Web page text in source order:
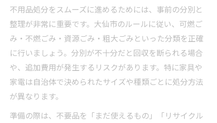
不用品処分の計画に便利なカレンダー活用
法
収集日までに終わらせる不用品分別手順
ゴミ収集日を逃さない不用品処分のコツ
不用品処分をスムーズに進めるためには、事前の分別と
整理が非常に重要です。大仙市のルールに従い、可燃ご
み・不燃ごみ・資源ごみ・粗大ごみといった分類を正確
に行いましょう。分別が不十分だと回収を断られる場合
や、追加費用が発生するリスクがあります。特に家具や
家電は自治体で決められたサイズや種類ごとに処分方法
が異なります。
準備の際は、不要品を「まだ使えるもの」「リサイクル